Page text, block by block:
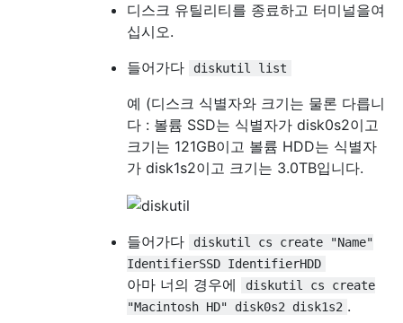
디스크 유틸리티를 종료하고 터미널을여
십시오.
들어가다
diskutil list
예 (디스크 식별자와 크기는 물론 다릅니
다 : 볼륨 SSD는 식별자가 disk0s2이고
크기는 121GB이고 볼륨 HDD는 식별자
가 disk1s2이고 크기는 3.0TB입니다.
들어가다
diskutil cs create "Name"
IdentifierSSD IdentifierHDD
아마 너의 경우에
diskutil cs create
"Macintosh HD" disk0s2 disk1s2 .